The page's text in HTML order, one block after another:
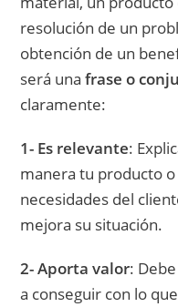
resolución de un
obtención de un
será unafrase o
claramente:
1- Es relevante:
manera tu producto
necesidades del
mejora su situación.
2- Aporta valor:
a conseguir con lo